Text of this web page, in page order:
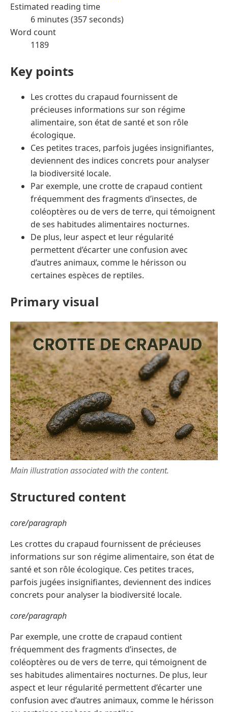
Estimated reading time
6 minutes (357 seconds)
Word count
1189
Key points
Les crottes du crapaud fournissent de
précieuses informations sur son régime
alimentaire, son état de santé et son rôle
écologique.
Ces petites traces, parfois jugées insignifiantes,
deviennent des indices concrets pour analyser
la biodiversité locale.
Par exemple, une crotte de crapaud contient
fréquemment des fragments d’insectes, de
coléoptères ou de vers de terre, qui témoignent
de ses habitudes alimentaires nocturnes.
De plus, leur aspect et leur régularité
permettent d’écarter une confusion avec
d’autres animaux, comme le hérisson ou
certaines espèces de reptiles.
Primary visual
Main illustration associated with the content.
Structured content
core/paragraph
Les crottes du crapaud fournissent de précieuses
informations sur son régime alimentaire, son état de
santé et son rôle écologique. Ces petites traces,
parfois jugées insignifiantes, deviennent des indices
concrets pour analyser la biodiversité locale.
core/paragraph
Par exemple, une crotte de crapaud contient
fréquemment des fragments d’insectes, de
coléoptères ou de vers de terre, qui témoignent de
ses habitudes alimentaires nocturnes. De plus, leur
aspect et leur régularité permettent d’écarter une
confusion avec d’autres animaux, comme le hérisson